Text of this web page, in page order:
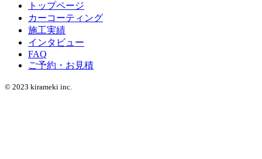
トップページ
カーコーティング
施工実績
インタビュー
FAQ
ご予約・お見積
© 2023 kirameki inc.